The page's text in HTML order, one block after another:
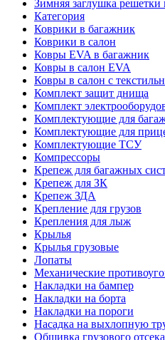
Зимняя заглушка решетки
Категория
Коврики в багажник
Коврики в салон
Ковры EVA в багажник
Ковры в салон EVA
Ковры в салон с
Комплект защит днища
Комплект
Комплектующие для
Комплектующие для
Комплектующие ТСУ
Компрессоры
Крепеж для багажных
Крепеж для ЗК
Крепеж ЗДА
Крепление для грузов
Крепления для лыж
Крылья
Крылья грузовые
Лопаты
Механические
Накладки на бампер
Накладки на борта
Накладки на пороги
Насадка на выхлопную
Обшивка грузового отсека